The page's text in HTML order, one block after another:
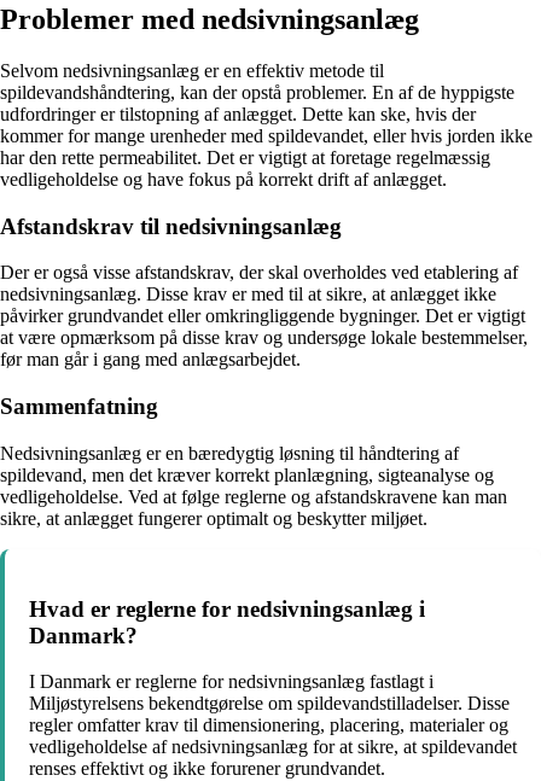
Problemer med nedsivningsanlæg
Selvom nedsivningsanlæg er en effektiv metode til
spildevandshåndtering, kan der opstå problemer. En af de hyppigste
udfordringer er tilstopning af anlægget. Dette kan ske, hvis der
kommer for mange urenheder med spildevandet, eller hvis jorden ikke
har den rette permeabilitet. Det er vigtigt at foretage regelmæssig
vedligeholdelse og have fokus på korrekt drift af anlægget.
Afstandskrav til nedsivningsanlæg
Der er også visse afstandskrav, der skal overholdes ved etablering af
nedsivningsanlæg. Disse krav er med til at sikre, at anlægget ikke
påvirker grundvandet eller omkringliggende bygninger. Det er vigtigt
at være opmærksom på disse krav og undersøge lokale bestemmelser,
før man går i gang med anlægsarbejdet.
Sammenfatning
Nedsivningsanlæg er en bæredygtig løsning til håndtering af
spildevand, men det kræver korrekt planlægning, sigteanalyse og
vedligeholdelse. Ved at følge reglerne og afstandskravene kan man
sikre, at anlægget fungerer optimalt og beskytter miljøet.
Hvad er reglerne for nedsivningsanlæg i
Danmark?
I Danmark er reglerne for nedsivningsanlæg fastlagt i
Miljøstyrelsens bekendtgørelse om spildevandstilladelser. Disse
regler omfatter krav til dimensionering, placering, materialer og
vedligeholdelse af nedsivningsanlæg for at sikre, at spildevandet
renses effektivt og ikke forurener grundvandet.